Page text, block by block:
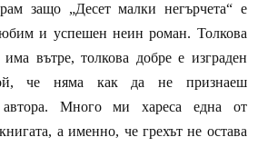
защо „Десет малки негърчета“ е
и успешен неин роман. Толкова
вътре, толкова добре е изграден
че няма как да не признаеш
автора. Много ми хареса една от
а именно, че грехът не остава